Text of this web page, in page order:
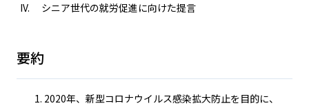
シニア世代の就労促進に向けた提言
要約
2020年、新型コロナウイルス感染拡大防止を目的に、